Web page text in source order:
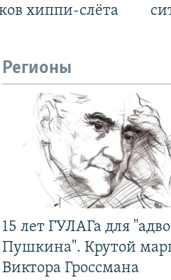
хиппи-слёта
Регионы
15 лет ГУЛАГа для
Пушкина". Крутой
Виктора Гроссмана